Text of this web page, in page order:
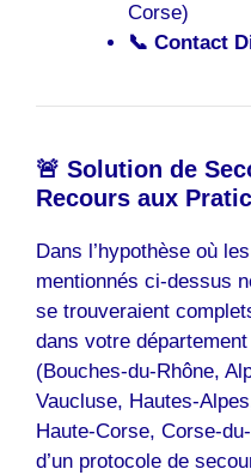
Corse)
📞 Contact
🚨 Solution de
Recours aux
Dans l’hypothèse où
mentionnés ci-dessus
se trouveraient
dans votre
(Bouches-du-Rhône,
Vaucluse, Hautes-
Haute-Corse, Corse-
d’un protocole de